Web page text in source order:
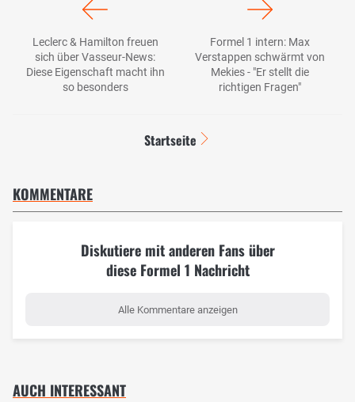
Leclerc & Hamilton freuen
sich über Vasseur-News:
Diese Eigenschaft macht ihn
so besonders
Formel 1 intern: Max
Verstappen schwärmt von
Mekies - "Er stellt die
richtigen Fragen"
Startseite
KOMMENTARE
Diskutiere mit anderen Fans über
diese Formel 1 Nachricht
Alle Kommentare anzeigen
AUCH INTERESSANT